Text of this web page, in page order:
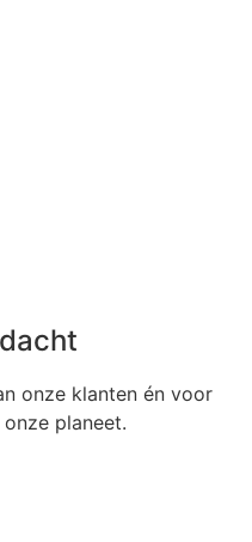
onze klanten én voor
planeet.